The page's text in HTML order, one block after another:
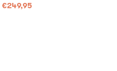
€249,95